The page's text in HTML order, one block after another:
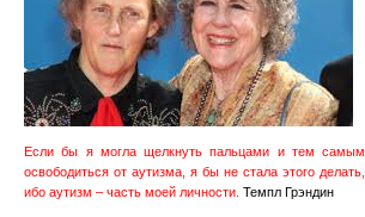
Если бы я могла щелкнуть пальцами и тем самым
освободиться от аутизма, я бы не стала этого делать,
ибо аутизм – часть моей личности. Темпл Грэндин